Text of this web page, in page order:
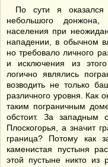
По сути я оказался
небольшого
населения при
нападении, в обычном
но требовало личного
и исключения из
логично являлись
возводить не только
различного уровня. Как
таким пограничным
обстоит. За западным
Плоскогорья, а значит
граница? Потому как
каменистая пустыня
этой пустыне никто